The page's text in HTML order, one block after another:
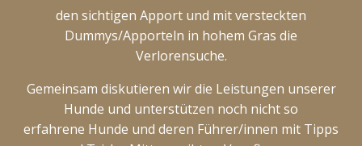
den sichtigen Apport und mit versteckten
Dummys/Apporteln in hohem Gras die
Verlorensuche.
Gemeinsam diskutieren wir die Leistungen unserer
Hunde und unterstützen noch nicht so
erfahrene Hunde und deren Führer/innen mit Tipps